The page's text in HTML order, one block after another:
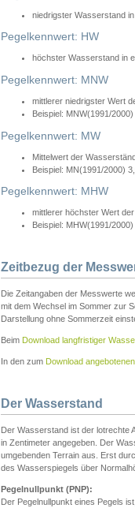
niedrigster Wasserstand
Pegelkennwert: HW
höchster Wasserstand in
Pegelkennwert: MNW
mittlerer niedrigster Wert
Beispiel: MNW(1991/
Pegelkennwert: MW
Mittelwert der
Beispiel: MN(1991/2000)
Pegelkennwert: MHW
mittlerer höchster Wert
Beispiel: MHW(1991/
Zeitbezug der
Die Zeitangaben der Messwerte
mit dem Wechsel im Sommer zur
Darstellung ohne Sommerzeit
Beim Download langfristiger
In den zum Download
Der Wasserstand
Der Wasserstand ist der lotrechte
in Zentimeter angegeben. Der
umgebenden Terrain aus. Erst
des Wasserspiegels über
Pegelnullpunkt (PNP):
Der Pegelnullpunkt eines Pegels